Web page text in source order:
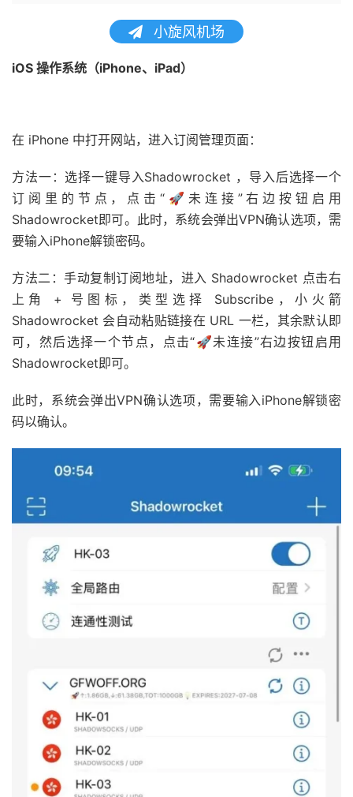
小旋风机场
iOS 操作系统（iPhone、iPad）
在 iPhone 中打开网站，进入订阅管理页面：
方法一：选择一键导入Shadowrocket ，导入后选择一个
订阅里的节点，点击“🚀未连接”右边按钮启用
Shadowrocket即可。此时，系统会弹出VPN确认选项，需
要输入iPhone解锁密码。
方法二：手动复制订阅地址，进入 Shadowrocket 点击右
上角 + 号图标，类型选择 Subscribe，小火箭
Shadowrocket 会自动粘贴链接在 URL 一栏，其余默认即
可，然后选择一个节点，点击“🚀未连接”右边按钮启用
Shadowrocket即可。
此时，系统会弹出VPN确认选项，需要输入iPhone解锁密
码以确认。